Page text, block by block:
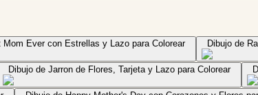
Mom Ever con Estrellas y Lazo para Colorear Dibujo de
Dibujo de Jarron de Flores, Tarjeta y Lazo para Colorear